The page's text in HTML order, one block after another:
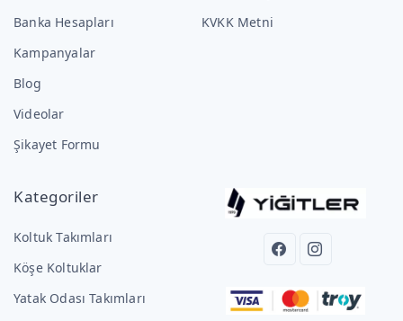
Banka Hesapları
Kampanyalar
Blog
Videolar
Şikayet Formu
KVKK Metni
Kategoriler
Koltuk Takımları
Köşe Koltuklar
Yatak Odası Takımları